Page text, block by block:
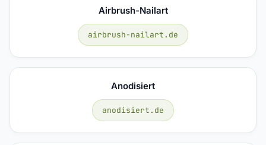
Airbrush-Nailart
airbrush-nailart.de
Anodisiert
anodisiert.de